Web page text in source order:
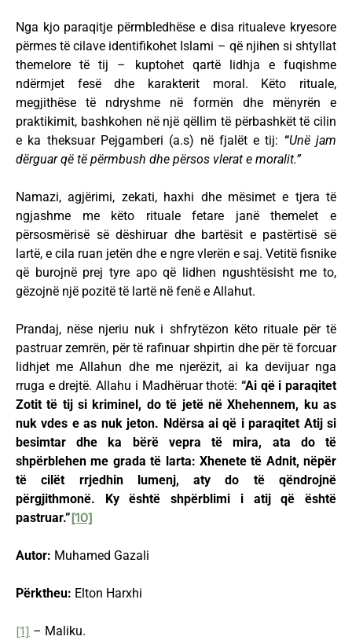
Nga kjo paraqitje përmbledhëse e disa ritualeve kryesore
përmes të cilave identifikohet Islami – që njihen si shtyllat
themelore të tij – kuptohet qartë lidhja e fuqishme
ndërmjet fesë dhe karakterit moral. Këto rituale,
megjithëse të ndryshme në formën dhe mënyrën e
praktikimit, bashkohen në një qëllim të përbashkët të cilin
e ka theksuar Pejgamberi (a.s) në fjalët e tij: “Unë jam
dërguar që të përmbush dhe përsos vlerat e moralit.”
Namazi, agjërimi, zekati, haxhi dhe mësimet e tjera të
ngjashme me këto rituale fetare janë themelet e
përsosmërisë së dëshiruar dhe bartësit e pastërtisë së
lartë, e cila ruan jetën dhe e ngre vlerën e saj. Vetitë fisnike
që burojnë prej tyre apo që lidhen ngushtësisht me to,
gëzojnë një pozitë të lartë në fenë e Allahut.
Prandaj, nëse njeriu nuk i shfrytëzon këto rituale për të
pastruar zemrën, për të rafinuar shpirtin dhe për të forcuar
lidhjet me Allahun dhe me njerëzit, ai ka devijuar nga
rruga e drejtë. Allahu i Madhëruar thotë: “Ai që i paraqitet
Zotit të tij si kriminel, do të jetë në Xhehennem, ku as
nuk vdes e as nuk jeton. Ndërsa ai që i paraqitet Atij si
besimtar dhe ka bërë vepra të mira, ata do të
shpërblehen me grada të larta: Xhenete të Adnit, nëpër
të cilët rrjedhin lumenj, aty do të qëndrojnë
përgjithmonë. Ky është shpërblimi i atij që është
pastruar.”[10]
Autor: Muhamed Gazali
Përktheu: Elton Harxhi
[1] – Maliku.